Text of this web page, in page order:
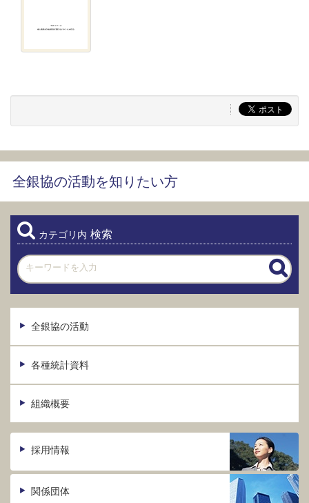
全銀協の活動を知りたい方
カテゴリ内 検索
全銀協の活動
各種統計資料
組織概要
採用情報
関係団体